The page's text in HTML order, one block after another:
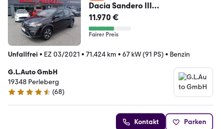
Dacia Sandero III
Stepway/NAVI/KAM/PDC/KLIMA/
TEMPO
11.970 €
Fairer Preis
Unfallfrei • EZ 03/2021 • 71.424 km • 67 kW (91 PS) • Benzin
G.L.Auto GmbH
19348 Perleberg
4.3 Sterne
(68)
Kontakt Parken